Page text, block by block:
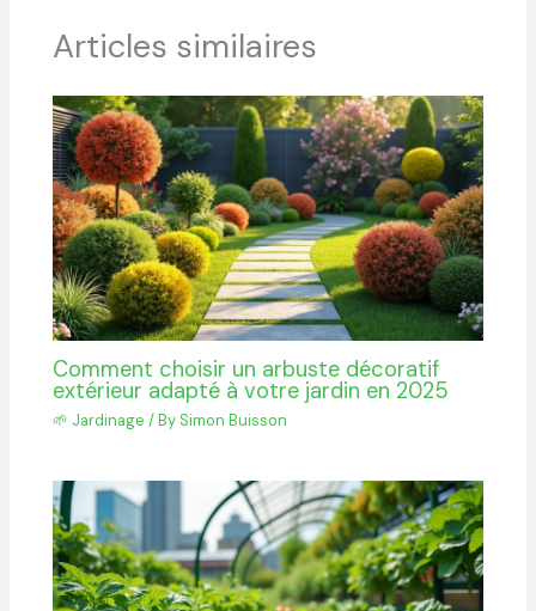
Articles similaires
Comment choisir un arbuste décoratif
extérieur adapté à votre jardin en 2025
🌱 Jardinage / By Simon Buisson